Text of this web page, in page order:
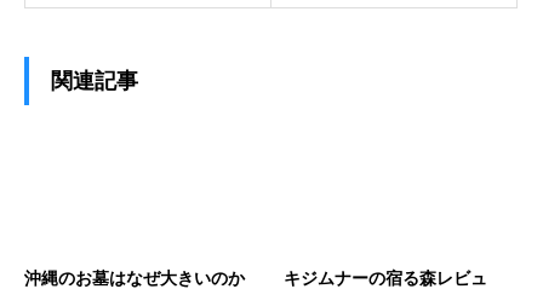
関連記事
沖縄のお墓はなぜ大きいのか
キジムナーの宿る森レビュ